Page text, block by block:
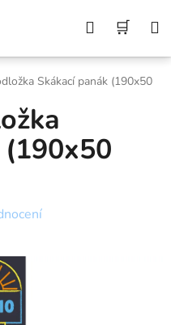
VAŠE
10. 8. DĚKUJEME
KRÁSNÉ LÉTO🌞
Hledat
Skákací panák (190x50